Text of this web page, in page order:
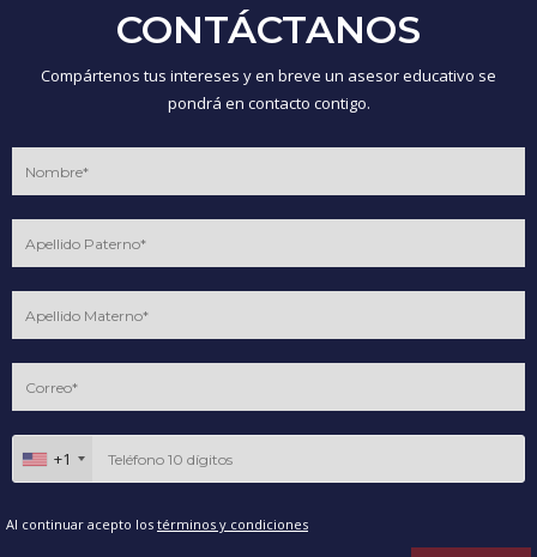
CONTÁCTANOS
Compártenos tus intereses y en breve un asesor educativo se
pondrá en contacto contigo.
+1
Al continuar acepto los términos y condiciones